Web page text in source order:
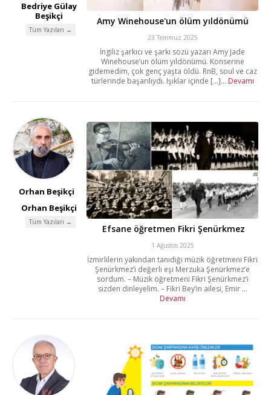
Bedriye Gülay
Beşikçi
Tüm Yazıları →
Amy Winehouse'un ölüm yıldönümü
23 Temmuz 2025
İngiliz şarkıcı ve şarkı sözü yazarı Amy Jade
Winehouse’un ölüm yıldönümü. Konserine
gidemedim, çok genç yaşta öldü. RnB, soul ve caz
türlerinde başarılıydı. Işıklar içinde [...]... Devamı
Orhan Beşikçi
Orhan Beşikçi
Tüm Yazıları →
Efsane öğretmen Fikri Şenürkmez
1 Ağustos 2025
İzmirlilerin yakından tanıdığı müzik öğretmeni Fikri
Şenürkmez’i değerli eşi Merzuka Şenürkmez’e
sordum. – Müzik öğretmeni Fikri Şenürkmez’i
sizden dinleyelim. – Fikri Bey’in ailesi, Emir ...
Devamı